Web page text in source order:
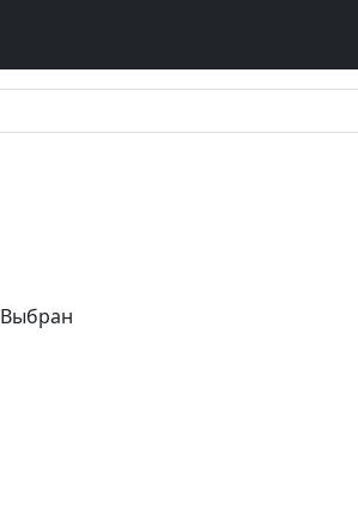
Выбран